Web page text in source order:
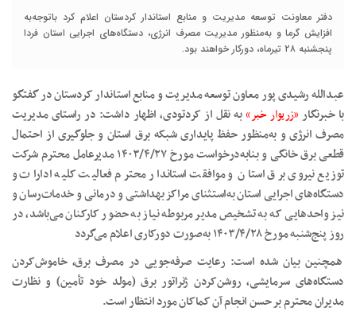
دفتر معاونت توسعه مدیریت و منابع استاندار کردستان اعلام کرد باتوجه‌به
افزایش گرما و به‌منظور مدیریت مصرف انرژی، دستگاه‌های اجرایی استان فردا
پنجشنبه ۲۸ تیرماه، دورکار خواهند بود.
عبدالله رشیدی پور معاون توسعه مدیریت و منابع استاندار کردستان در گفتگو
با خبرنگار «زریوار خبر»به نقل از کردتودی، اظهار داشت: در راستای مدیریت
مصرف انرژی و به‌منظور حفظ پایداری شبکه برق استان و جلوگیری از احتمال
قطعی برق خانگی و بنابه‌درخواست مورخ ۱۴۰۳/۴/۲۷ مدیرعامل محترم شرکت
توزیع نیروی برق استان و موافقت استاندار محترم فعالیت کلیه ادارات و
دستگاه‌های اجرایی استان به‌استثنای مراکز بهداشتی و درمانی و خدمات‌رسان و
نیز واحدهایی که به تشخیص مدیر مربوطه نیاز به حضور کارکنان می‌باشد، در
روز پنج‌شنبه مورخ ۱۴۰۳/۴/۲۸ به‌صورت دورکاری اعلام می‌گردد
همچنین بیان شده است: رعایت صرفه‌جویی در مصرف برق، خاموش‌کردن
دستگاه‌های سرمایشی، روشن‌کردن ژنراتور برق (مولد خود تأمین) و نظارت
مدیران محترم بر حسن انجام آن کماکان مورد انتظار است.